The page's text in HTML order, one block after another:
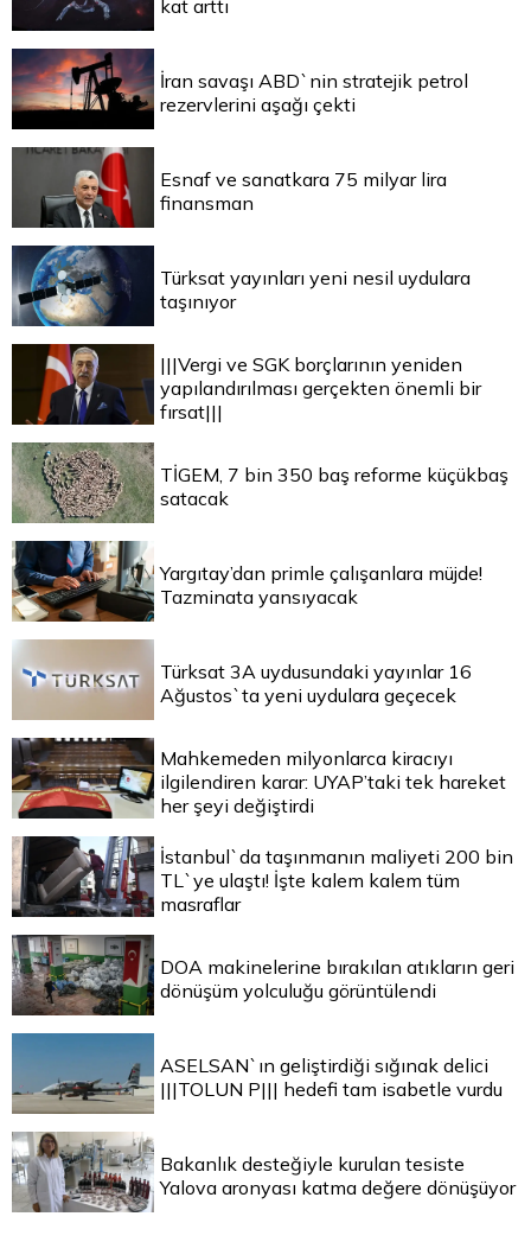
kat arttı
İran savaşı ABD`nin stratejik petrol
rezervlerini aşağı çekti
Esnaf ve sanatkara 75 milyar lira
finansman
Türksat yayınları yeni nesil uydulara
taşınıyor
|||Vergi ve SGK borçlarının yeniden
yapılandırılması gerçekten önemli bir
fırsat|||
TİGEM, 7 bin 350 baş reforme küçükbaş
satacak
Yargıtay’dan primle çalışanlara müjde!
Tazminata yansıyacak
Türksat 3A uydusundaki yayınlar 16
Ağustos`ta yeni uydulara geçecek
Mahkemeden milyonlarca kiracıyı
ilgilendiren karar: UYAP’taki tek hareket
her şeyi değiştirdi
İstanbul`da taşınmanın maliyeti 200 bin
TL`ye ulaştı! İşte kalem kalem tüm
masraflar
DOA makinelerine bırakılan atıkların geri
dönüşüm yolculuğu görüntülendi
ASELSAN`ın geliştirdiği sığınak delici
|||TOLUN P||| hedefi tam isabetle vurdu
Bakanlık desteğiyle kurulan tesiste
Yalova aronyası katma değere dönüşüyor